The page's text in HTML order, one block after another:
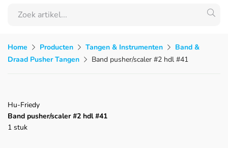
Home Producten Tangen & Instrumenten
Band &
Draad Pusher Tangen
Band pusher/scaler #2 hdl #41
Hu-Friedy
Band pusher/scaler #2 hdl #41
1 stuk